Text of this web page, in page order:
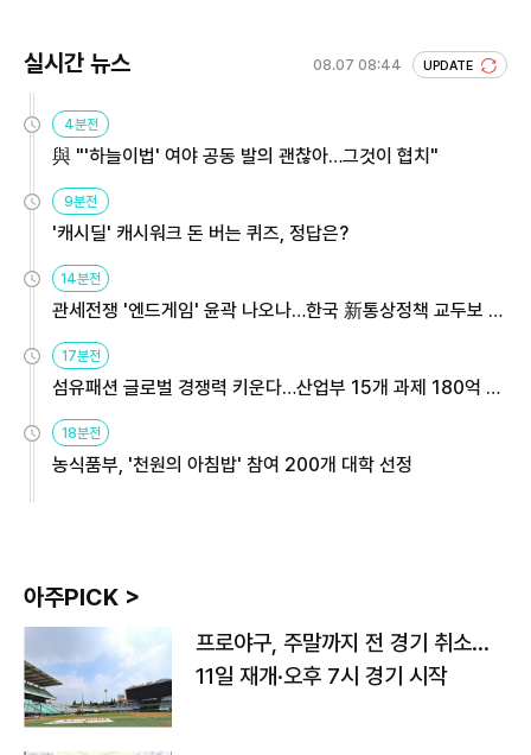
실시간 뉴스 08.07 08:44 UPDATE
4분전
與 "'하늘이법' 여야 공동 발의 괜찮아…그것이 협치"
9분전
'캐시딜' 캐시워크 돈 버는 퀴즈, 정답은?
14분전
관세전쟁 '엔드게임' 윤곽 나오나…한국 新통상정책 교두보 활
17분전
섬유패션 글로벌 경쟁력 키운다…산업부 15개 과제 180억 지
18분전
농식품부, '천원의 아침밥' 참여 200개 대학 선정
아주PICK >
프로야구, 주말까지 전 경기 취소…
11일 재개·오후 7시 경기 시작